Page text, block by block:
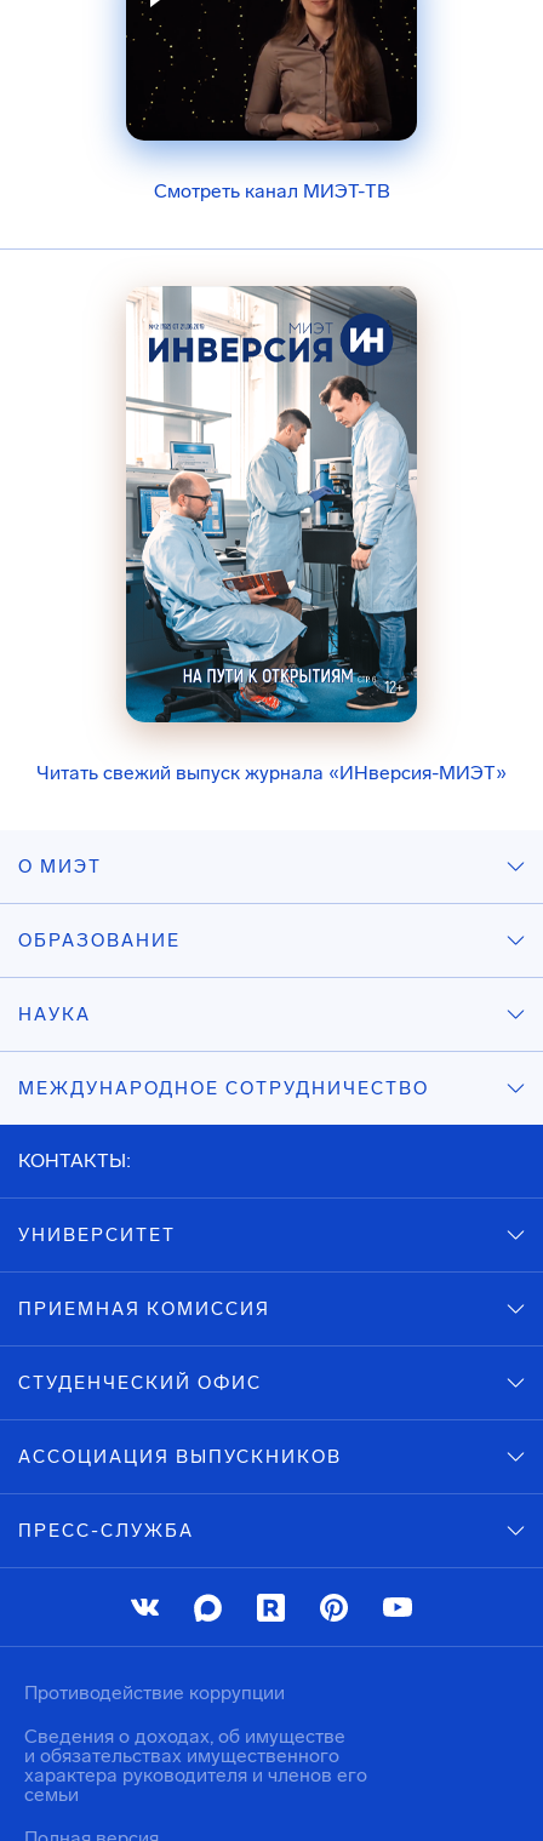
Смотреть канал МИЭТ-ТВ
Читать свежий выпуск журнала «ИНверсия-МИЭТ»
О МИЭТ
ОБРАЗОВАНИЕ
НАУКА
МЕЖДУНАРОДНОЕ СОТРУДНИЧЕСТВО
КОНТАКТЫ:
УНИВЕРСИТЕТ
ПРИЕМНАЯ КОМИССИЯ
СТУДЕНЧЕСКИЙ ОФИС
АССОЦИАЦИЯ ВЫПУСКНИКОВ
ПРЕСС-СЛУЖБА
Противодействие коррупции
Сведения о доходах, об имуществе
и обязательствах имущественного
характера руководителя и членов его
семьи